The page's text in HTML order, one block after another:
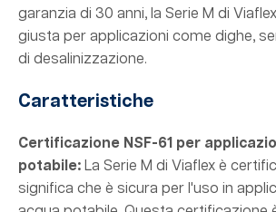
garanzia di 30 anni, la Serie M di
giusta per applicazioni come dighe,
di desalinizzazione.
Caratteristiche
Certificazione NSF-61 per
potabile: La Serie M di Viaflex è
significa che è sicura per l'uso in